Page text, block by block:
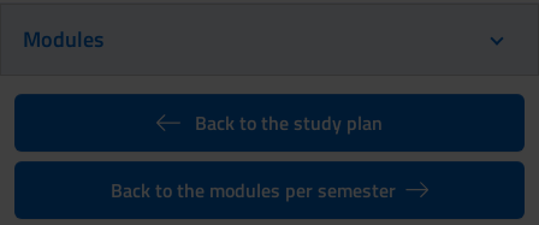
Modules
Back to the study plan
Back to the modules per semester